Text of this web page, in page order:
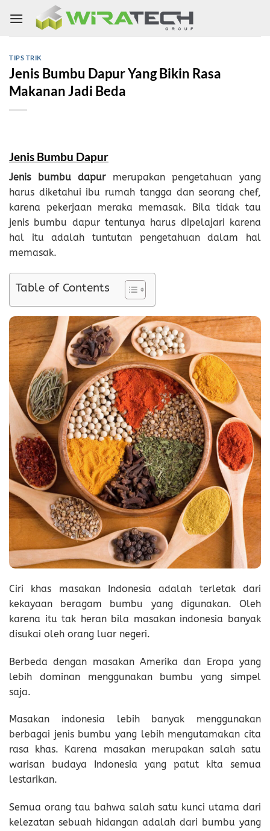
TIPS TRIK
Jenis Bumbu Dapur Yang Bikin Rasa
Makanan Jadi Beda
Jenis Bumbu Dapur
Jenis bumbu dapurmerupakan pengetahuan yang
harus diketahui ibu rumah tangga dan seorang chef,
karena pekerjaan meraka memasak. Bila tidak tau
jenis bumbu dapur tentunya harus dipelajari karena
hal itu adalah tuntutan pengetahuan dalam hal
memasak.
Table of Contents
Ciri khas masakan Indonesia adalah terletak dari
kekayaan beragam bumbu yang digunakan. Oleh
karena itu tak heran bila masakan indonesia banyak
disukai oleh orang luar negeri.
Berbeda dengan masakan Amerika dan Eropa yang
lebih dominan menggunakan bumbu yang simpel
saja.
Masakan indonesia lebih banyak menggunakan
berbagai jenis bumbu yang lebih mengutamakan cita
rasa khas. Karena masakan merupakan salah satu
warisan budaya Indonesia yang patut kita semua
lestarikan.
Semua orang tau bahwa salah satu kunci utama dari
kelezatan sebuah hidangan adalah dari bumbu yang